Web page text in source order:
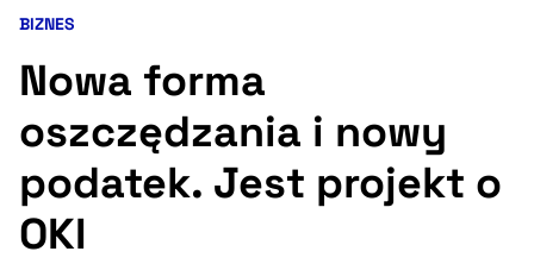
Ułatwienia dostępności wspierają:
Kategoria artykułu:
BIZNES
Nowa forma
oszczędzania i nowy
podatek. Jest projekt o
OKI